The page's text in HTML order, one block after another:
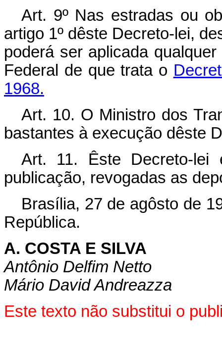
Art. 9º Nas estradas ou
artigo 1º dêste Decreto-lei,
poderá ser aplicada
Federal de que trata o
1968.
Art. 10. O Ministro dos
bastantes à execução dêste
Art. 11. Êste Decreto-
publicação, revogadas as
Brasília, 27 de agôsto de
República.
A. COSTA E SILVA
Antônio Delfim Netto
Mário David Andreazza
Este texto não substitui o